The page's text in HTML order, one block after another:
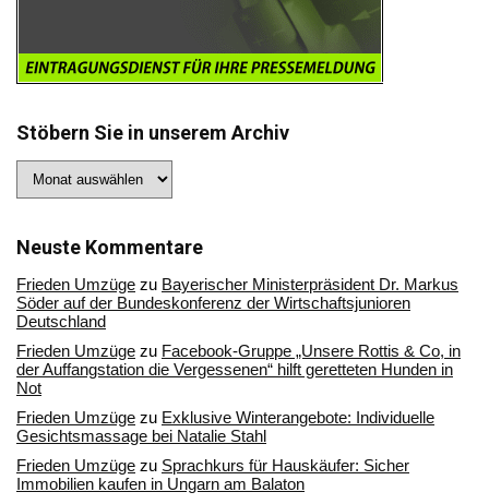
Stöbern Sie in unserem Archiv
Sie
Archiv
Neuste Kommentare
Frieden Umzüge zu Bayerischer Ministerpräsident Dr. Markus
Söder auf der Bundeskonferenz der Wirtschaftsjunioren
Deutschland
Frieden Umzüge zu Facebook-Gruppe „Unsere Rottis & Co, in
der Auffangstation die Vergessenen“ hilft geretteten Hunden in
Not
Frieden Umzüge zu Exklusive Winterangebote: Individuelle
Gesichtsmassage bei Natalie Stahl
Frieden Umzüge zu Sprachkurs für Hauskäufer: Sicher
Immobilien kaufen in Ungarn am Balaton